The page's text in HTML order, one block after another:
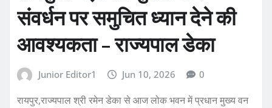
संवर्धन पर समुचित ध्यान देने की
आवश्यकता – राज्यपाल डेका
Junior Editor1 Jun 10, 2026 0
रायपुर,राज्यपाल श्री रमेन डेका से आज लोक भवन में प्रधान मुख्य वन